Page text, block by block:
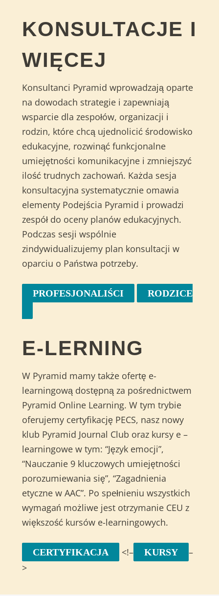
KONSULTACJE I
WIĘCEJ
Konsultanci Pyramid wprowadzają oparte
na dowodach strategie i zapewniają
wsparcie dla zespołów, organizacji i
rodzin, które chcą ujednolicić środowisko
edukacyjne, rozwinąć funkcjonalne
umiejętności komunikacyjne i zmniejszyć
ilość trudnych zachowań. Każda sesja
konsultacyjna systematycznie omawia
elementy Podejścia Pyramid i prowadzi
zespół do oceny planów edukacyjnych.
Podczas sesji wspólnie
zindywidualizujemy plan konsultacji w
oparciu o Państwa potrzeby.
PROFESJONALIŚCI RODZICE
E-LERNING
W Pyramid mamy także ofertę e-
learningową dostępną za pośrednictwem
Pyramid Online Learning. W tym trybie
oferujemy certyfikację PECS, nasz nowy
klub Pyramid Journal Club oraz kursy e –
learningowe w tym: “Język emocji”,
“Nauczanie 9 kluczowych umiejętności
porozumiewania się”, “Zagadnienia
etyczne w AAC”. Po spełnieniu wszystkich
wymagań możliwe jest otrzymanie CEU z
większość kursów e-learningowych.
CERTYFIKACJA <!– KURSY
–
>